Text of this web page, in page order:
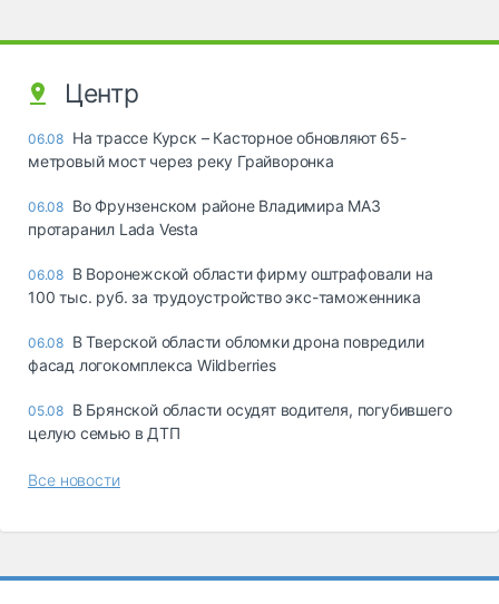
Центр
06.08 На трассе Курск – Касторное обновляют 65-
метровый мост через реку Грайворонка
06.08 Во Фрунзенском районе Владимира МАЗ
протаранил Lada Vesta
06.08 В Воронежской области фирму оштрафовали на
100 тыс. руб. за трудоустройство экс-таможенника
06.08 В Тверской области обломки дрона повредили
фасад логокомплекса Wildberries
05.08 В Брянской области осудят водителя, погубившего
целую семью в ДТП
Все новости